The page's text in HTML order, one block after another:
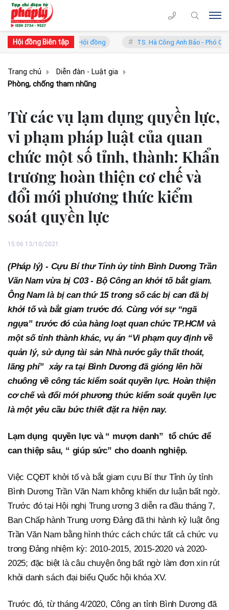
Hội đồng Biên tập
Chủ tịch Hội đồng TS. Hà Công Anh Bảo - Phó Chủ tịch thường
Trang chủ
Diễn đàn - Luật gia
Phòng, chống tham nhũng
Từ các vụ lạm dụng quyền lực,
vi phạm pháp luật của quan
chức một số tỉnh, thành: Khẩn
trương hoàn thiện cơ chế và
đổi mới phương thức kiểm
soát quyền lực
15:06 13/10/2021
(Pháp lý) - Cựu Bí thư Tỉnh ủy tỉnh Bình Dương Trần
Văn Nam vừa bị C03 - Bộ Công an khởi tố bắt giam.
Ông Nam là bị can thứ 15 trong số các bị can đã bị
khởi tố và bắt giam trước đó. Cùng với sự “ngã
ngựa” trước đó của hàng loạt quan chức TP.HCM và
một số tỉnh thành khác, vụ án “Vi phạm quy định về
quản lý, sử dụng tài sản Nhà nước gây thất thoát,
lãng phí” xảy ra tại Bình Dương đã gióng lên hồi
chuông về công tác kiểm soát quyền lực. Hoàn thiện
cơ chế và đổi mới phương thức kiểm soát quyền lực
là một yêu cầu bức thiết đặt ra hiện nay.
Lạm dụng quyền lực và “ mượn danh” tổ chức để
can thiệp sâu, “ giúp sức” cho doanh nghiệp.
Việc CQĐT khởi tố và bắt giam cựu Bí thư Tỉnh ủy tỉnh
Bình Dương Trần Văn Nam không khiến dư luận bất ngờ.
Trước đó tại Hội nghị Trung ương 3 diễn ra đầu tháng 7,
Ban Chấp hành Trung ương Đảng đã thi hành kỷ luật ông
Trần Văn Nam bằng hình thức cách chức tất cả chức vụ
trong Đảng nhiệm kỳ: 2010-2015, 2015-2020 và 2020-
2025; đặc biệt là câu chuyện ông bất ngờ làm đơn xin rút
khỏi danh sách đại biểu Quốc hội khóa XV.
Trước đó, từ tháng 4/2020, Công an tỉnh Bình Dương đã